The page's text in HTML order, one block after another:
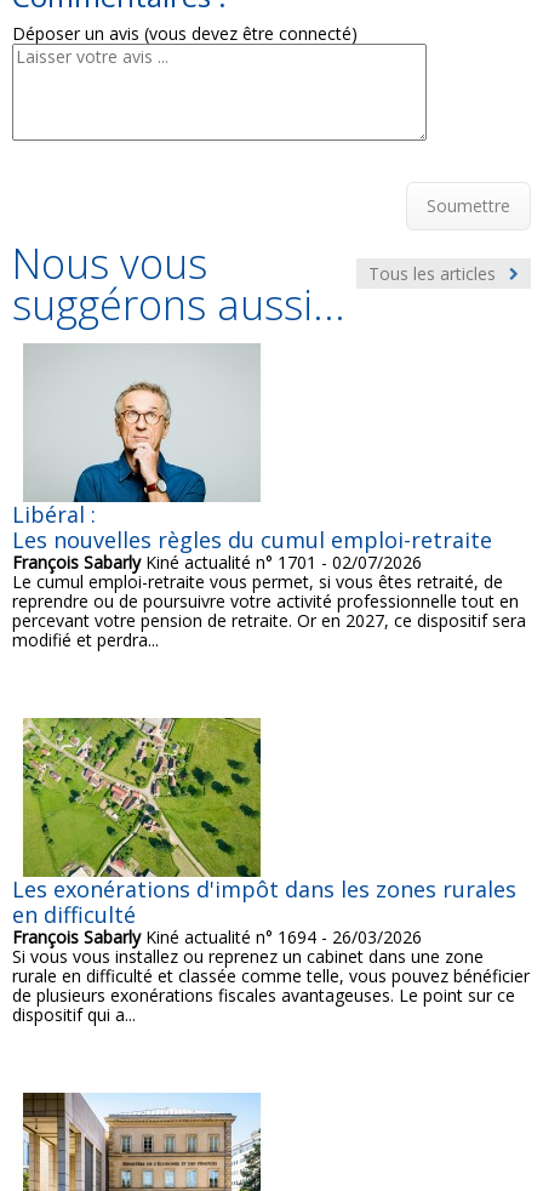
Déposer un avis (vous devez être connecté)
Soumettre
Tous les articles
Nous vous
suggérons aussi...
Libéral :
Les nouvelles règles du cumul emploi-retraite
François SabarlyKiné actualité n° 1701 - 02/07/2026
Le cumul emploi-retraite vous permet, si vous êtes retraité, de
reprendre ou de poursuivre votre activité professionnelle tout en
percevant votre pension de retraite. Or en 2027, ce dispositif sera
modifié et perdra...
Les exonérations d'impôt dans les zones rurales
en difficulté
François SabarlyKiné actualité n° 1694 - 26/03/2026
Si vous vous installez ou reprenez un cabinet dans une zone
rurale en difficulté et classée comme telle, vous pouvez bénéficier
de plusieurs exonérations fiscales avantageuses. Le point sur ce
dispositif qui a...